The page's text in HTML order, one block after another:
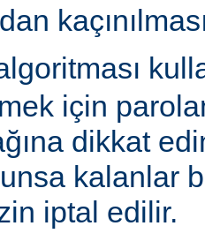
için
dikkat
kalanlar
iptal edilir.